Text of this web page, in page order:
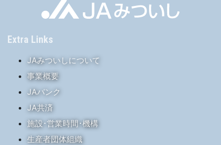
Extra Links
JAみついしについて
事業概要
JAバンク
JA共済
施設･営業時間･機構
生産者団体組織